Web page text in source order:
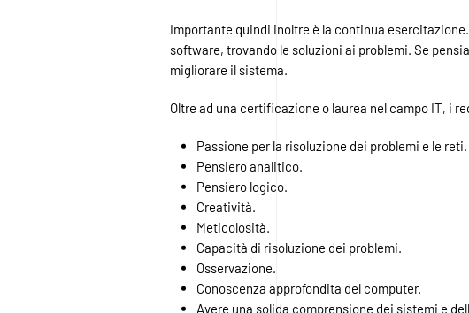
Importante quindi inoltre è la continua
software, trovando le soluzioni ai problemi. Se
migliorare il sistema.
Oltre ad una certificazione o laurea nel campo IT, i
Passione per la risoluzione dei problemi e le reti.
Pensiero analitico.
Pensiero logico.
Creatività.
Meticolosità.
Capacità di risoluzione dei problemi.
Osservazione.
Conoscenza approfondita del computer.
Avere una solida comprensione dei sistemi e